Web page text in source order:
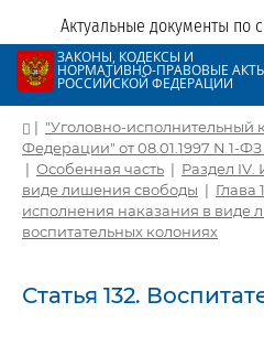
Актуальные документы по
ЗАКОНЫ, КОДЕКСЫ И
НОРМАТИВНО-ПРАВОВЫЕ
РОССИЙСКОЙ ФЕДЕРАЦИИ
| "Уголовно-исполнительный
Федерации" от 08.01.1997 N 1-ФЗ
| Особенная часть | Раздел IV.
виде лишения свободы | Глава
исполнения наказания в виде
воспитательных колониях
Статья 132.